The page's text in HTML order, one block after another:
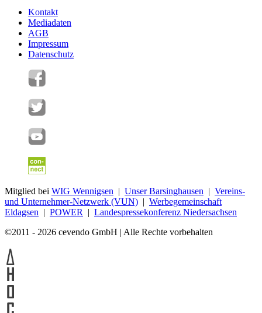
Kontakt
Mediadaten
AGB
Impressum
Datenschutz
Mitglied bei WIG Wennigsen | Unser Barsinghausen | Vereins-
und Unternehmer-Netzwerk (VUN) | Werbegemeinschaft
Eldagsen | POWER | Landespressekonferenz Niedersachsen
©2011 - 2026 cevendo GmbH | Alle Rechte vorbehalten